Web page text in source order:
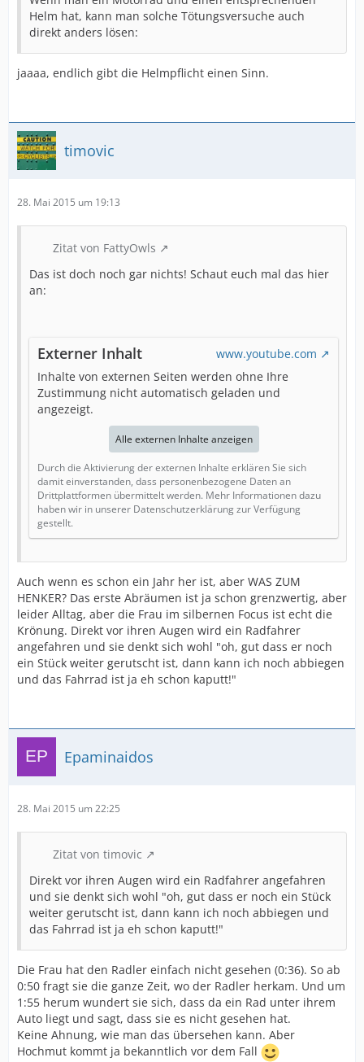
Helm hat, kann man solche Tötungsversuche auch
direkt anders lösen:
jaaaa, endlich gibt die Helmpflicht einen Sinn.
timovic
28. Mai 2015 um 19:13
Zitat von FattyOwls
Das ist doch noch gar nichts! Schaut euch mal das hier
an:
Externer Inhalt
www.youtube.com
Inhalte von externen Seiten werden ohne Ihre
Zustimmung nicht automatisch geladen und
angezeigt.
Alle externen Inhalte anzeigen
Durch die Aktivierung der externen Inhalte erklären Sie sich
damit einverstanden, dass personenbezogene Daten an
Drittplattformen übermittelt werden. Mehr Informationen dazu
haben wir in unserer Datenschutzerklärung zur Verfügung
gestellt.
Auch wenn es schon ein Jahr her ist, aber WAS ZUM
HENKER? Das erste Abräumen ist ja schon grenzwertig, aber
leider Alltag, aber die Frau im silbernen Focus ist echt die
Krönung. Direkt vor ihren Augen wird ein Radfahrer
angefahren und sie denkt sich wohl "oh, gut dass er noch
ein Stück weiter gerutscht ist, dann kann ich noch abbiegen
und das Fahrrad ist ja eh schon kaputt!"
Epaminaidos
28. Mai 2015 um 22:25
Zitat von timovic
Direkt vor ihren Augen wird ein Radfahrer angefahren
und sie denkt sich wohl "oh, gut dass er noch ein Stück
weiter gerutscht ist, dann kann ich noch abbiegen und
das Fahrrad ist ja eh schon kaputt!"
Die Frau hat den Radler einfach nicht gesehen (0:36). So ab
0:50 fragt sie die ganze Zeit, wo der Radler herkam. Und um
1:55 herum wundert sie sich, dass da ein Rad unter ihrem
Auto liegt und sagt, dass sie es nicht gesehen hat.
Keine Ahnung, wie man das übersehen kann. Aber
Hochmut kommt ja bekanntlich vor dem Fall